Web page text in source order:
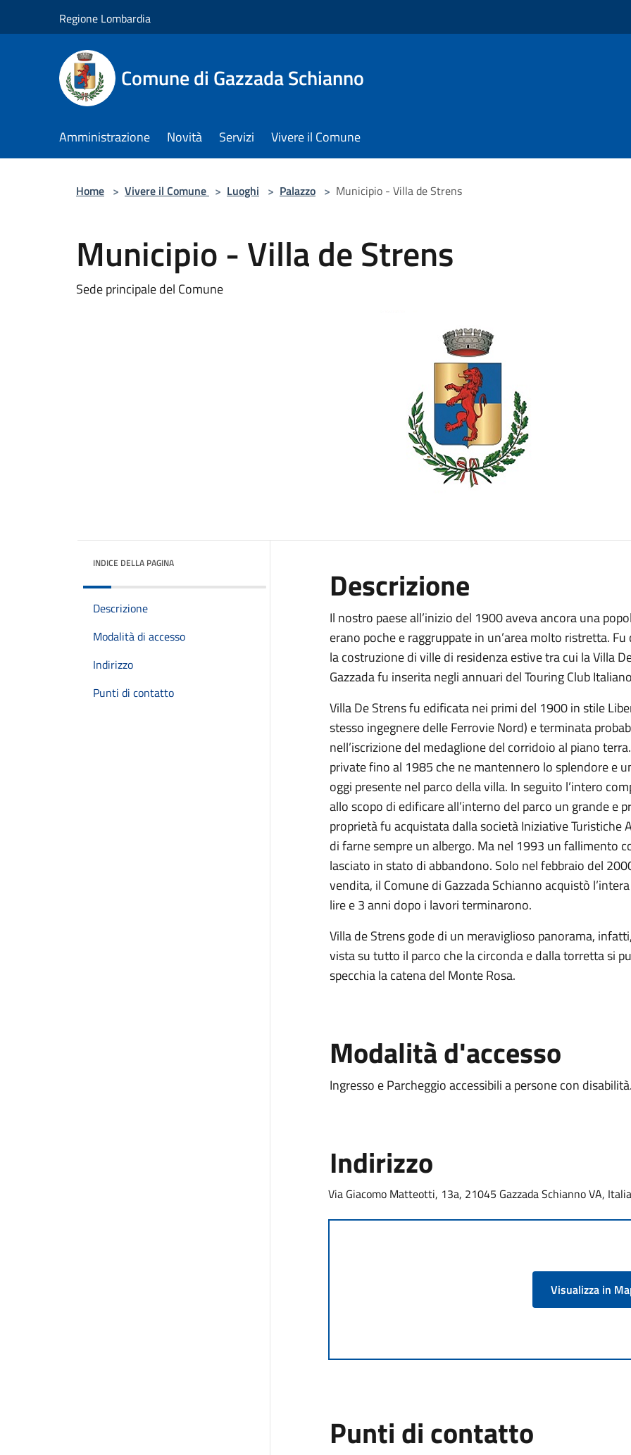
Regione Lombardia
Comune di Gazzada Schianno
Amministrazione Novità Servizi Vivere il Comune
Home > Vivere il Comune > Luoghi > Palazzo > Municipio - Villa de Strens
Municipio - Villa de Strens
Sede principale del Comune
INDICE DELLA PAGINA
Descrizione
Modalità di accesso
Indirizzo
Punti di contatto
Descrizione
Il nostro paese all’inizio del 1900 aveva ancora una
erano poche e raggruppate in un’area molto ristretta.
la costruzione di ville di residenza estive tra cui la Villa
Gazzada fu inserita negli annuari del Touring Club
Villa De Strens fu edificata nei primi del 1900 in stile
stesso ingegnere delle Ferrovie Nord) e terminata
nell’iscrizione del medaglione del corridoio al piano
private fino al 1985 che ne mantennero lo splendore e
oggi presente nel parco della villa. In seguito l’intero
allo scopo di edificare all’interno del parco un grande e
proprietà fu acquistata dalla società Iniziative Turistiche
di farne sempre un albergo. Ma nel 1993 un fallimento
lasciato in stato di abbandono. Solo nel febbraio del
vendita, il Comune di Gazzada Schianno acquistò
lire e 3 anni dopo i lavori terminarono.
Villa de Strens gode di un meraviglioso panorama,
vista su tutto il parco che la circonda e dalla torretta si
specchia la catena del Monte Rosa.
Modalità d'accesso
Ingresso e Parcheggio accessibili a persone con
Indirizzo
Via Giacomo Matteotti, 13a, 21045 Gazzada Schianno VA, Italia
Visualizza in
Punti di contatto